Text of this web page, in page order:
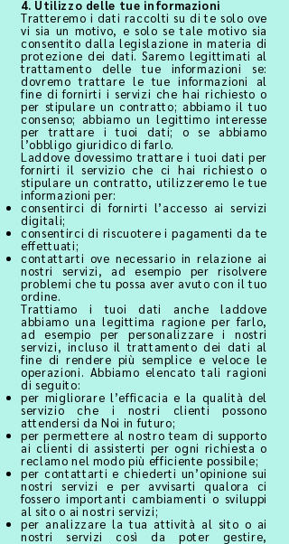
4. Utilizzo delle tue informazioni
Tratteremo i dati raccolti su di te solo ove
vi sia un motivo, e solo se tale motivo sia
consentito dalla legislazione in materia di
protezione dei dati. Saremo legittimati al
trattamento delle tue informazioni se:
dovremo trattare le tue informazioni al
fine di fornirti i servizi che hai richiesto o
per stipulare un contratto; abbiamo il tuo
consenso; abbiamo un legittimo interesse
per trattare i tuoi dati; o se abbiamo
l’obbligo giuridico di farlo.
Laddove dovessimo trattare i tuoi dati per
fornirti il servizio che ci hai richiesto o
stipulare un contratto, utilizzeremo le tue
informazioni per:
consentirci di fornirti l’accesso ai servizi
digitali;
consentirci di riscuotere i pagamenti da te
effettuati;
contattarti ove necessario in relazione ai
nostri servizi, ad esempio per risolvere
problemi che tu possa aver avuto con il tuo
ordine.
Trattiamo i tuoi dati anche laddove
abbiamo una legittima ragione per farlo,
ad esempio per personalizzare i nostri
servizi, incluso il trattamento dei dati al
fine di rendere più semplice e veloce le
operazioni. Abbiamo elencato tali ragioni
di seguito:
per migliorare l’efficacia e la qualità del
servizio che i nostri clienti possono
attendersi da Noi in futuro;
per permettere al nostro team di supporto
ai clienti di assisterti per ogni richiesta o
reclamo nel modo più efficiente possibile;
per contattarti e chiederti un’opinione sui
nostri servizi e per avvisarti qualora ci
fossero importanti cambiamenti o sviluppi
al sito o ai nostri servizi;
per analizzare la tua attività al sito o ai
nostri servizi così da poter gestire,